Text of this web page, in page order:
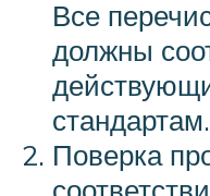
Все
должны
стандартам.
Поверка